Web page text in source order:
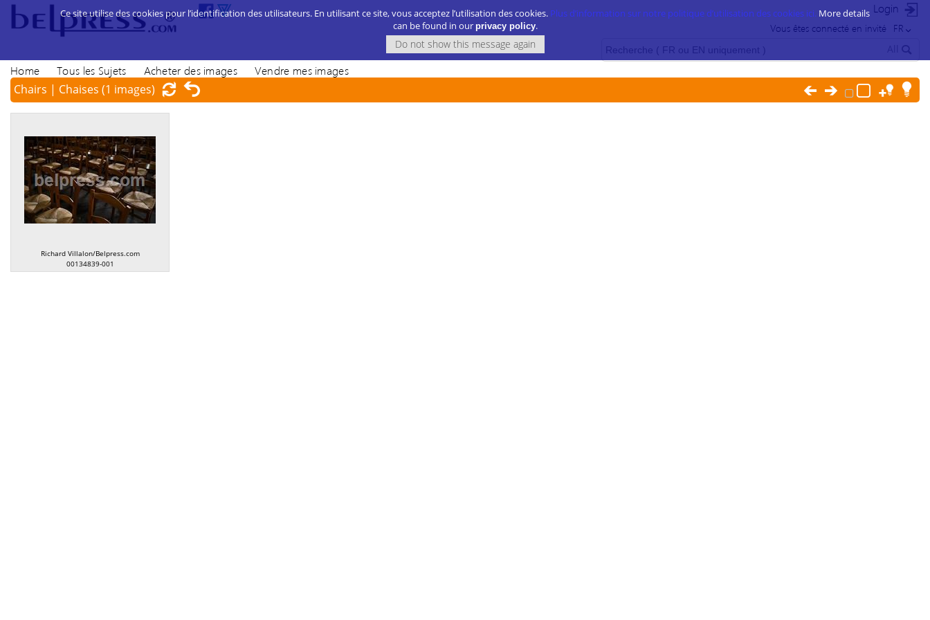
Login
FR
Vous êtes connecté en invité
Home Tous les Sujets Acheter des images Vendre mes images
Chairs | Chaises (1 images)
Richard Villalon/Belpress.com
00134839-001
Ce site utilise des cookies pour l’identification des utilisateurs. En utilisant ce site, vous acceptez l’utilisation des cookies. Plus d’information sur notre politique d’utilisation des cookies ici. More details
can be found in our privacy policy.